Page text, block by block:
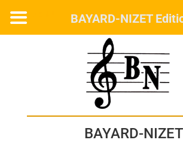
BAYARD-NIZET
BAYARD-NIZET